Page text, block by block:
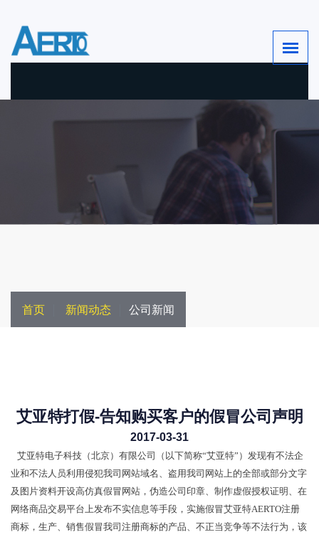
首页 新闻动态 公司新闻
艾亚特打假-告知购买客户的假冒公司声明
2017-03-31
艾亚特电子科技（北京）有限公司（以下简称“艾亚特”）发现有不法企
业和不法人员利用侵犯我司网站域名、盗用我司网站上的全部或部分文字
及图片资料开设高仿真假冒网站，伪造公司印章、制作虚假授权证明、在
网络商品交易平台上发布不实信息等手段，实施假冒艾亚特AERTO注册
商标，生产、销售假冒我司注册商标的产品、不正当竞争等不法行为，该